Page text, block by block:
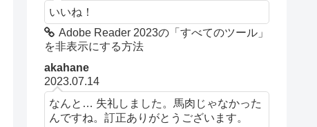
いいね！
Adobe Reader 2023の「すべてのツール」
を非表示にする方法
akahane
2023.07.14
なんと… 失礼しました。馬肉じゃなかった
んですね。訂正ありがとうございます。